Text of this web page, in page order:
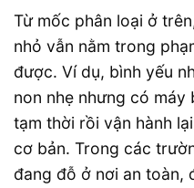
Từ mốc phân loại ở
nhỏ vẫn nằm trong
được. Ví dụ, bình yếu
non nhẹ nhưng có máy
tạm thời rồi vận hành
cơ bản. Trong các
đang đỗ ở nơi an toàn,